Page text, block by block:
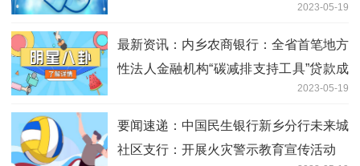
2023-05-19
最新资讯：内乡农商银行：全省首笔地方
性法人金融机构“碳减排支持工具”贷款成
2023-05-19
要闻速递：中国民生银行新乡分行未来城
社区支行：开展火灾警示教育宣传活动